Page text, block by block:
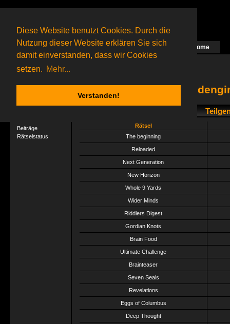
Diese Website benutzt Cookies. Durch die
Nutzung dieser Website erklären Sie sich
damit einverstanden, dass wir Cookies
setzen. Mehr...
Verstanden!
Das nächste Rätsel ist in Arbeit Home
80 Gagolganeronline(0 registrierte und 80 Gäste)
Gagolganer:
9732Rätsel online:
Beiträge
Rätselstatus
Rätsel
The beginning
Reloaded
Next Generation
New Horizon
Whole 9 Yards
Wider Minds
Riddlers Digest
Gordian Knots
Brain Food
Ultimate Challenge
Brainteaser
Seven Seals
Revelations
Eggs of Columbus
Deep Thought